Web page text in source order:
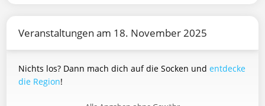
Veranstaltungen am 18. November 2025
Nichts los? Dann mach dich auf die Socken und entdecke
die Region!